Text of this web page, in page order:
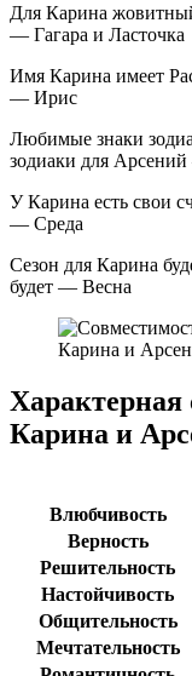
Для Карина
— Гагара и Ласточка
Имя Карина имеет
— Ирис
Любимые знаки
зодиаки для
У Карина есть свои
— Среда
Сезон для Карина
будет — Весна
Карина и
Характерная
Карина и
Влюбчивость
Верность
Решительность
Настойчивость
Общительность
Мечтательность